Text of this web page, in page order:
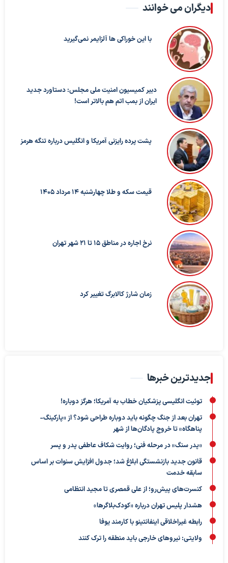
دیگران می خوانند
با این خوراکی ها آلزایمر نمی‌گیرید
دبیر کمیسیون امنیت ملی مجلس: دستاورد جدید
ایران از بمب اتم هم بالاتر است!
پشت پرده رایزنی آمریکا و انگلیس درباره تنگه هرمز
قیمت سکه و طلا چهارشنبه 14 مرداد 1405
نرخ اجاره در مناطق 15 تا 21 شهر تهران
زمان شارژ کالابرگ تغییر کرد
جدیدترین خبرها
توئیت انگلیسی پزشکیان خطاب به آمریکا؛ هرگز دوباره!
تهران بعد از جنگ چگونه باید دوباره طراحی شود؟ از «پارکینگ-
پناهگاه» تا خروج پادگان‌ها از شهر
«پدر سنگ» در مرحله فنی؛ روایت شکاف عاطفی پدر و پسر
قانون جدید بازنشستگی ابلاغ شد؛ جدول افزایش سنوات بر اساس
سابقه خدمت
کنسرت‌های پیش‌رو؛ از علی قمصری تا مجید انتظامی
هشدار پلیس تهران درباره «کودک‌بلاگرها»
رابطه غیراخلاقی اینفانتینو با کارمند یوفا
ولایتی: نیروهای خارجی باید منطقه را ترک کنند